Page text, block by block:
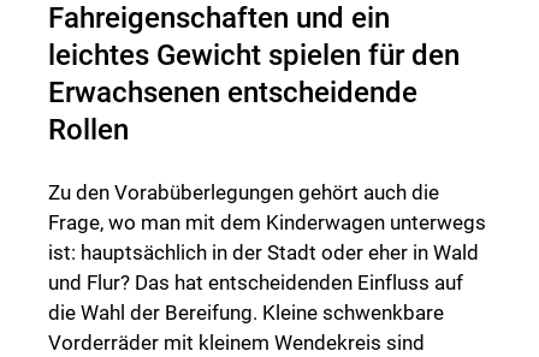
Fahreigenschaften und ein
leichtes Gewicht spielen für den
Erwachsenen entscheidende
Rollen
Zu den Vorabüberlegungen gehört auch die
Frage, wo man mit dem Kinderwagen unterwegs
ist: hauptsächlich in der Stadt oder eher in Wald
und Flur? Das hat entscheidenden Einfluss auf
die Wahl der Bereifung. Kleine schwenkbare
Vorderräder mit kleinem Wendekreis sind